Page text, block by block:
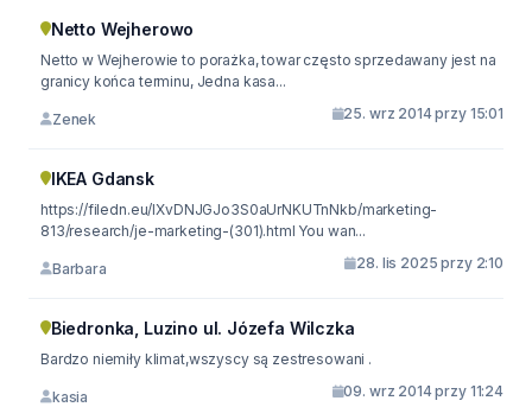
Netto Wejherowo
Netto w Wejherowie to porażka, towar często sprzedawany jest na
granicy końca terminu, Jedna kasa...
Zenek 25. wrz 2014 przy 15:01
IKEA Gdansk
https://filedn.eu/lXvDNJGJo3S0aUrNKUTnNkb/marketing-
813/research/je-marketing-(301).html You wan...
Barbara 28. lis 2025 przy 2:10
Biedronka, Luzino ul. Józefa Wilczka
Bardzo niemiły klimat,wszyscy są zestresowani .
kasia 09. wrz 2014 przy 11:24